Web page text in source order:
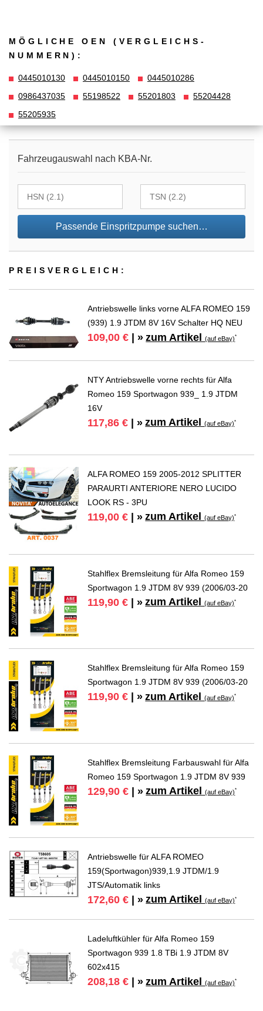
MÖGLICHE OEN (VERGLEICHS­
NUMMERN):
0445010130 0445010150
0445010286
0986437035
55198522 55201803
55204428
55205935
Fahrzeugauswahl nach KBA-Nr.
Passende Einspritzpumpe suchen…
PREIS­VER­GLEICH:
Antriebswelle links vorne ALFA ROMEO 159
(939) 1.9 JTDM 8V 16V Schalter HQ NEU
109,00 € | » zum Artikel(auf eBay)*
NTY Antriebswelle vorne rechts für Alfa
Romeo 159 Sportwagon 939_ 1.9 JTDM
16V
117,86 € | » zum Artikel(auf eBay)*
ALFA ROMEO 159 2005-2012 SPLITTER
PARAURTI ANTERIORE NERO LUCIDO
LOOK RS - 3PU
119,00 € | » zum Artikel(auf eBay)*
Stahlflex Bremsleitung für Alfa Romeo 159
Sportwagon 1.9 JTDM 8V 939 (2006/03-20
119,90 € | » zum Artikel(auf eBay)*
Stahlflex Bremsleitung für Alfa Romeo 159
Sportwagon 1.9 JTDM 8V 939 (2006/03-20
119,90 € | » zum Artikel(auf eBay)*
Stahlflex Bremsleitung Farbauswahl für Alfa
Romeo 159 Sportwagon 1.9 JTDM 8V 939
129,90 € | » zum Artikel(auf eBay)*
Antriebswelle für ALFA ROMEO
159(Sportwagon)939,1.9 JTDM/1.9
JTS/Automatik links
172,60 € | » zum Artikel(auf eBay)*
Ladeluftkühler für Alfa Romeo 159
Sportwagon 939 1.8 TBi 1.9 JTDM 8V
602x415
208,18 € | » zum Artikel(auf eBay)*